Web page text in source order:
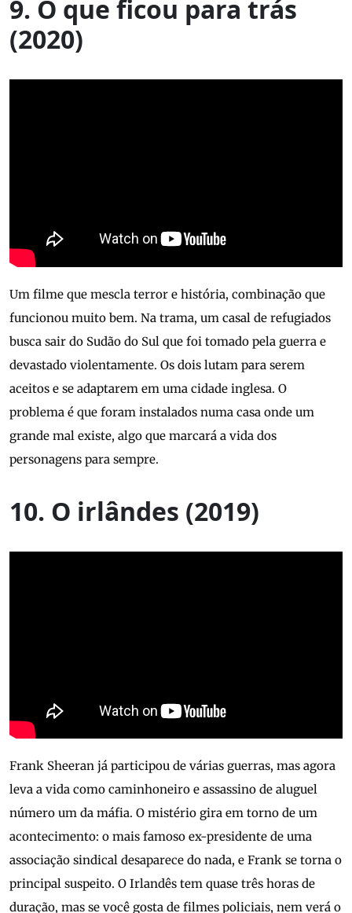
9. O que ficou para trás
(2020)
Um filme que mescla terror e história, combinação que
funcionou muito bem. Na trama, um casal de refugiados
busca sair do Sudão do Sul que foi tomado pela guerra e
devastado violentamente. Os dois lutam para serem
aceitos e se adaptarem em uma cidade inglesa. O
problema é que foram instalados numa casa onde um
grande mal existe, algo que marcará a vida dos
personagens para sempre.
10. O irlândes (2019)
Frank Sheeran já participou de várias guerras, mas agora
leva a vida como caminhoneiro e assassino de aluguel
número um da máfia. O mistério gira em torno de um
acontecimento: o mais famoso ex-presidente de uma
associação sindical desaparece do nada, e Frank se torna o
principal suspeito. O Irlandês tem quase três horas de
duração, mas se você gosta de filmes policiais, nem verá o